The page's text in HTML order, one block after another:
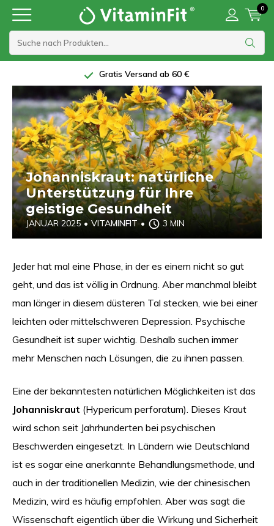
0
Gratis Versand ab 60 €
Johanniskraut: natürliche
Unterstützung für Ihre
geistige Gesundheit
JANUAR 2025 • VITAMINFIT • 3 MIN
Jeder hat mal eine Phase, in der es einem nicht so gut
geht, und das ist völlig in Ordnung. Aber manchmal bleibt
man länger in diesem düsteren Tal stecken, wie bei einer
leichten oder mittelschweren Depression. Psychische
Gesundheit ist super wichtig. Deshalb suchen immer
mehr Menschen nach Lösungen, die zu ihnen passen.
Eine der bekanntesten natürlichen Möglichkeiten ist das
Johanniskraut (Hypericum perforatum). Dieses Kraut
wird schon seit Jahrhunderten bei psychischen
Beschwerden eingesetzt. In Ländern wie Deutschland
ist es sogar eine anerkannte Behandlungsmethode, und
auch in der traditionellen Medizin, wie der chinesischen
Medizin, wird es häufig empfohlen. Aber was sagt die
Wissenschaft eigentlich über die Wirkung und Sicherheit